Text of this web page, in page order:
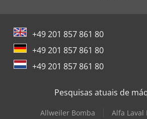
+49 201 857 861 80
+49 201 857 861 80
+49 201 857 861 80
Pesquisas atuais de
Allweiler Bomba
Alfa Laval